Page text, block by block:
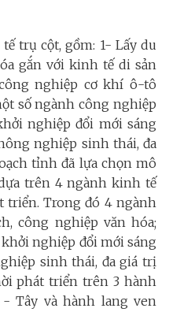
trụ cột, gồm: 1- Lấy du
gắn với kinh tế di sản
nghiệp cơ khí ô-tô
số ngành công nghiệp
nghiệp đổi mới sáng
nghiệp sinh thái, đa
tỉnh đã lựa chọn mô
trên 4 ngành kinh tế
triển. Trong đó 4 ngành
công nghiệp văn hóa;
nghiệp đổi mới sáng
sinh thái, đa giá trị
phát triển trên 3 hành
Tây và hành lang ven